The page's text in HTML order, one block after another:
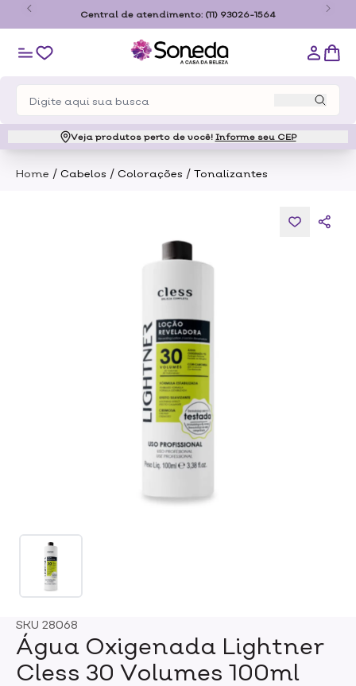
Central de atendimento: (11) 93026-1564
Veja produtos perto de você! Informe seu CEP
Home / Cabelos / Colorações / Tonalizantes
SKU 28068
Água Oxigenada Lightner
Cless 30 Volumes 100ml